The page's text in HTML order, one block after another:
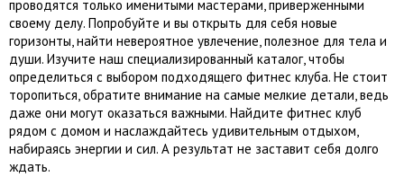
проводятся только именитыми мастерами, приверженными
своему делу. Попробуйте и вы открыть для себя новые
горизонты, найти невероятное увлечение, полезное для тела и
души. Изучите наш специализированный каталог, чтобы
определиться с выбором подходящего фитнес клуба. Не стоит
торопиться, обратите внимание на самые мелкие детали, ведь
даже они могут оказаться важными. Найдите фитнес клуб
рядом с домом и наслаждайтесь удивительным отдыхом,
набираясь энергии и сил. А результат не заставит себя долго
ждать.